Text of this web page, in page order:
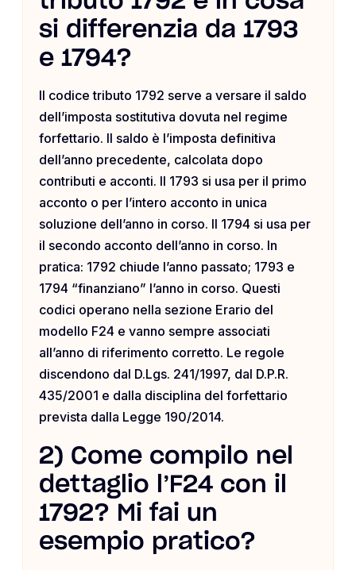
si differenzia da 1793
e 1794?
Il codice tributo 1792 serve a versare il saldo
dell’imposta sostitutiva dovuta nel regime
forfettario. Il saldo è l’imposta definitiva
dell’anno precedente, calcolata dopo
contributi e acconti. Il 1793 si usa per il primo
acconto o per l’intero acconto in unica
soluzione dell’anno in corso. Il 1794 si usa per
il secondo acconto dell’anno in corso. In
pratica: 1792 chiude l’anno passato; 1793 e
1794 “finanziano” l’anno in corso. Questi
codici operano nella sezione Erario del
modello F24 e vanno sempre associati
all’anno di riferimento corretto. Le regole
discendono dal D.Lgs. 241/1997, dal D.P.R.
435/2001 e dalla disciplina del forfettario
prevista dalla Legge 190/2014.
2) Come compilo nel
dettaglio l’F24 con il
1792? Mi fai un
esempio pratico?